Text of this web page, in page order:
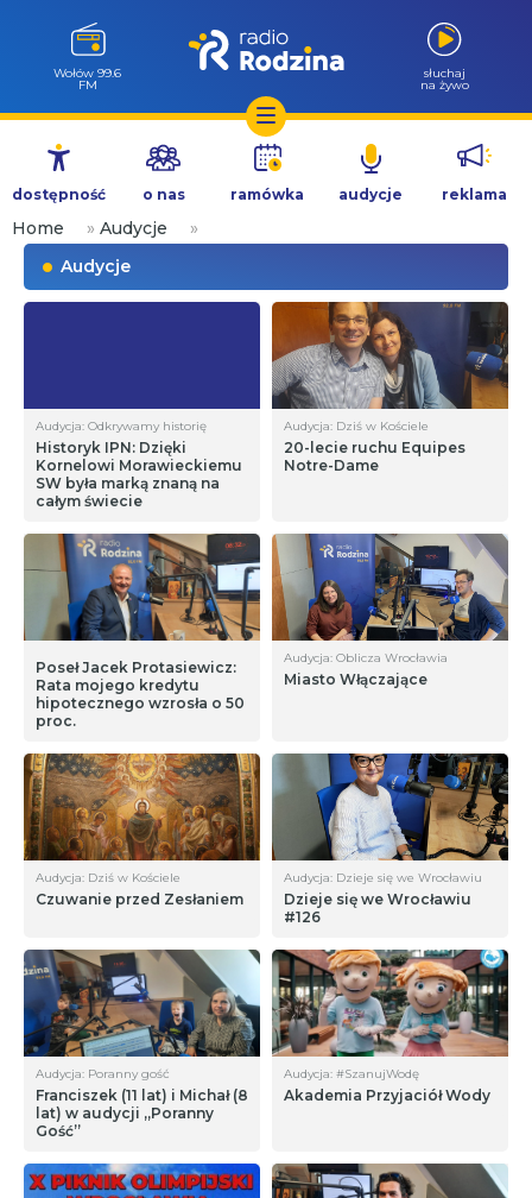
Przejdź
treści
Wołów 99.6
FM
słuchaj
na żywo
dostępność o nas ramówka audycje reklama
Home » Audycje
»
Audycje
Audycja: Odkrywamy historię
Historyk IPN: Dzięki
Kornelowi Morawieckiemu
SW była marką znaną na
całym świecie
Audycja: Dziś w Kościele
20-lecie ruchu Equipes
Notre-Dame
Poseł Jacek Protasiewicz:
Rata mojego kredytu
hipotecznego wzrosła o 50
proc.
Audycja: Oblicza Wrocławia
Miasto Włączające
Audycja: Dziś w Kościele
Czuwanie przed Zesłaniem
Audycja: Dzieje się we Wrocławiu
Dzieje się we Wrocławiu
#126
Audycja: Poranny gość
Franciszek (11 lat) i Michał (8
lat) w audycji „Poranny
Gość”
Audycja: #SzanujWodę
Akademia Przyjaciół Wody